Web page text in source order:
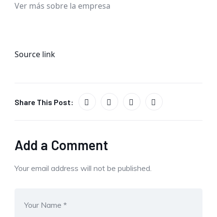
Ver más sobre la empresa
Source link
Share This Post:
Add a Comment
Your email address will not be published.